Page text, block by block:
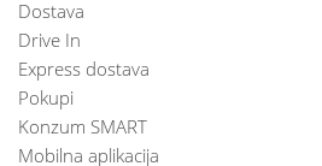
Dostava
Drive In
Express dostava
Pokupi
Konzum SMART
Mobilna aplikacija